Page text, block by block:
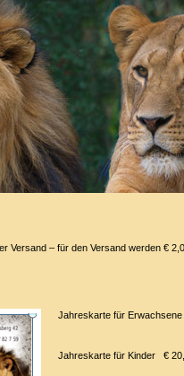
Versand – für den Versand werden €
Jahreskarte für
Jahreskarte für Kinder €